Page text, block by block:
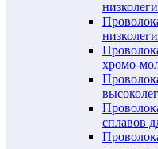
хромо-
сплавов